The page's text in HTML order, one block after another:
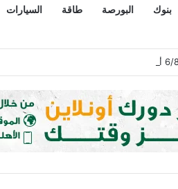
بنوك البورصة طاقة السيارات